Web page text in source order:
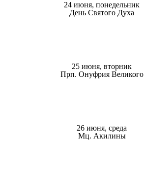
24 июня, понедельник
День Святого Духа
25 июня, вторник
Прп. Онуфрия Великого
26 июня, среда
Мц. Акилины